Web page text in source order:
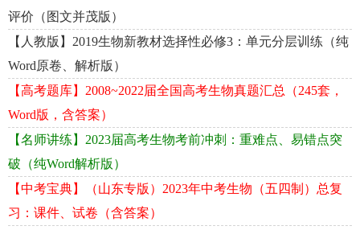
评价（图文并茂版）
【人教版】2019生物新教材选择性必修3：单元分层训练（纯
Word原卷、解析版）
【高考题库】2008~2022届全国高考生物真题汇总（245套，
Word版，含答案）
【名师讲练】2023届高考生物考前冲刺：重难点、易错点突
破（纯Word解析版）
【中考宝典】（山东专版）2023年中考生物（五四制）总复
习：课件、试卷（含答案）